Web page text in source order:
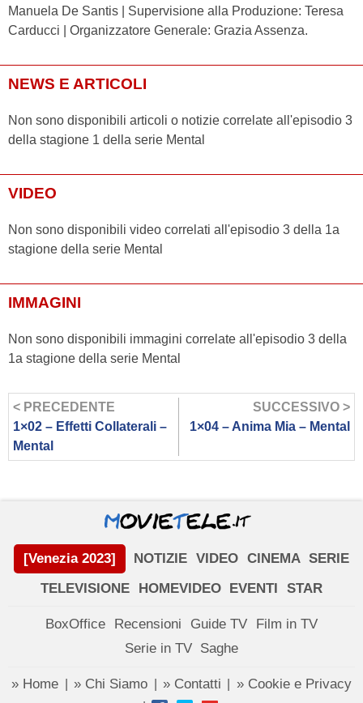
Manuela De Santis | Supervisione alla Produzione: Teresa
Carducci | Organizzatore Generale: Grazia Assenza.
NEWS E ARTICOLI
Non sono disponibili articoli o notizie correlate all'episodio 3
della stagione 1 della serie Mental
VIDEO
Non sono disponibili video correlati all'episodio 3 della 1a
stagione della serie Mental
IMMAGINI
Non sono disponibili immagini correlate all'episodio 3 della
1a stagione della serie Mental
< PRECEDENTE
1×02 – Effetti Collaterali –
Mental
SUCCESSIVO >
1×04 – Anima Mia – Mental
[Venezia 2023] NOTIZIE VIDEO CINEMA SERIE
TELEVISIONE
HOMEVIDEO EVENTI STAR
BoxOffice Recensioni Guide TV
Film in TV
Serie in TV Saghe
» Home » Chi Siamo » Contatti » Cookie e Privacy